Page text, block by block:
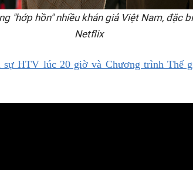
"hớp hồn" nhiều khán giả Việt Nam, đặc
Netflix
HTV lúc 20 giờ và Chương trình Thế